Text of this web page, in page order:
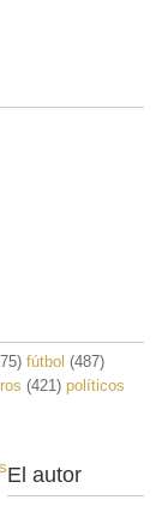
fútbol (487)
(421) políticos
El autor